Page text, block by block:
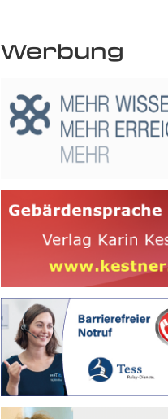
Werbung